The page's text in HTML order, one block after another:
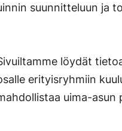
suunnitteluun ja
löydät
erityisryhmiin
uima-asun